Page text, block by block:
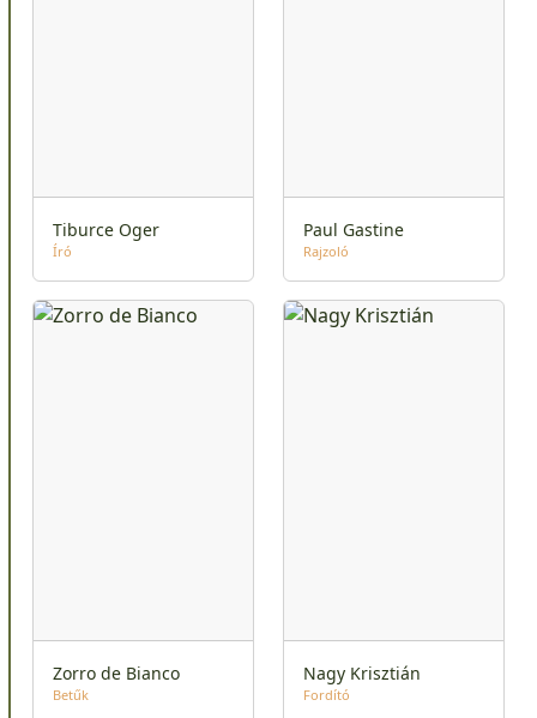
Tiburce Oger
Író
Paul Gastine
Rajzoló
Zorro de Bianco
Betűk
Nagy Krisztián
Fordító